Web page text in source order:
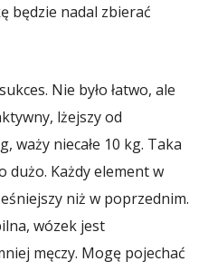
będzie nadal zbierać
Nie było łatwo, ale
lżejszy od
waży niecałe 10 kg. Taka
dużo. Każdy element w
niż w poprzednim.
wózek jest
męczy. Mogę pojechać